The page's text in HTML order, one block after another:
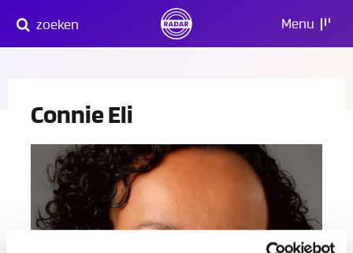
naar
content
zoeken Menu
Connie Eli